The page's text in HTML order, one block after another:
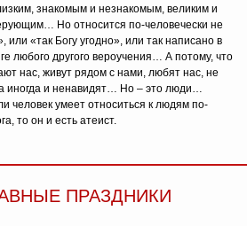
знакомым и незнакомым, великим и
Но относится по-человечески не
или «так Богу угодно», или так написано в
любого другого вероучения… А потому, что
нас, живут рядом с нами, любят нас, не
иногда и ненавидят… Но – это люди…
человек умеет относиться к людям по-
то он и есть атеист.
ПРАЗДНИКИ